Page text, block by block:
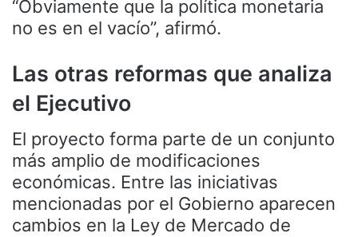
“Obviamente que la política monetaria
no es en el vacío”, afirmó.
Las otras reformas que analiza
el Ejecutivo
El proyecto forma parte de un conjunto
más amplio de modificaciones
económicas. Entre las iniciativas
mencionadas por el Gobierno aparecen
cambios en la Ley de Mercado de